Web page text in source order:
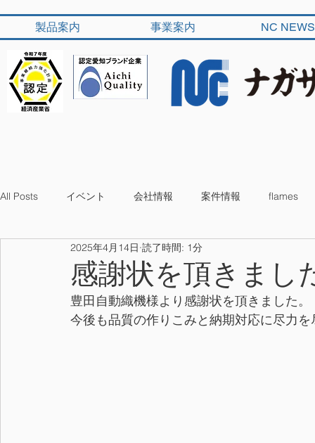
製品案内 事業案内 NC NEWS
All Posts イベント 会社情報 案件情報 flames
感謝状を頂きまし
2025年4月14日 読了時間: 1分
豊田自動織機様より感謝状を頂きました。
今後も品質の作りこみと納期対応に尽力